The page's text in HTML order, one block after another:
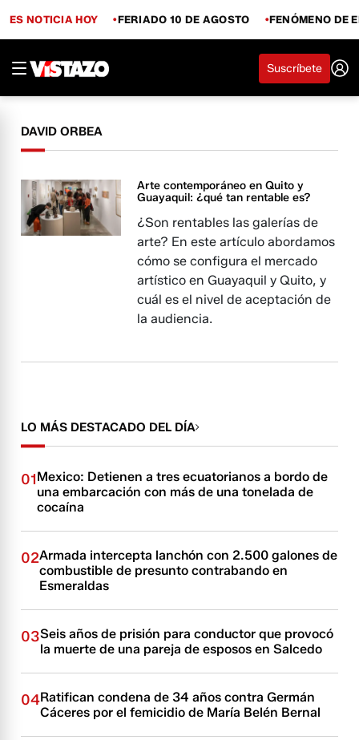
ES NOTICIA HOY FERIADO 10 DE AGOSTO FENÓMENO DE
Suscríbete
DAVID ORBEA
Arte contemporáneo en Quito y
Guayaquil: ¿qué tan rentable es?
¿Son rentables las galerías de
arte? En este artículo abordamos
cómo se configura el mercado
artístico en Guayaquil y Quito, y
cuál es el nivel de aceptación de
la audiencia.
LO MÁS DESTACADO DEL DÍA
01Mexico: Detienen a tres ecuatorianos a bordo de
una embarcación con más de una tonelada de
cocaína
02Armada intercepta lanchón con 2.500 galones de
combustible de presunto contrabando en
Esmeraldas
03Seis años de prisión para conductor que provocó
la muerte de una pareja de esposos en Salcedo
04Ratifican condena de 34 años contra Germán
Cáceres por el femicidio de María Belén Bernal